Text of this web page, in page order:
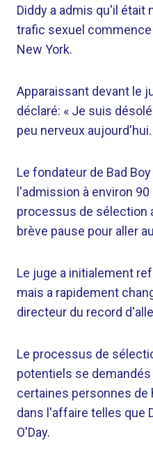
Diddy a admis qu'il était
trafic sexuel
New York.
Apparaissant devant le
déclaré: « Je suis
peu nerveux aujourd'hui.
Le fondateur de Bad
l'admission à environ
processus de sélection
brève pause pour aller
Le juge a initialement
mais a rapidement
directeur du record
Le processus de
potentiels se
certaines personnes de
dans l'affaire telles que
O'Day.